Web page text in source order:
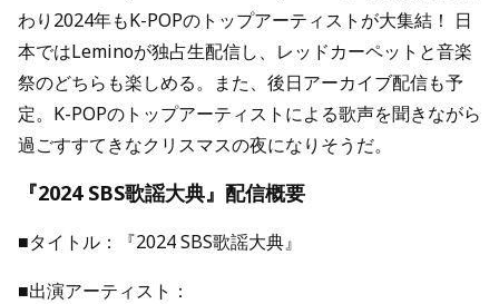
わり2024年もK-POPのトップアーティストが大集結！ 日
本ではLeminoが独占生配信し、レッドカーペットと音楽
祭のどちらも楽しめる。また、後日アーカイブ配信も予
定。K-POPのトップアーティストによる歌声を聞きながら
過ごすすてきなクリスマスの夜になりそうだ。
『2024 SBS歌謡大典』配信概要
■タイトル：『2024 SBS歌謡大典』
■出演アーティスト：